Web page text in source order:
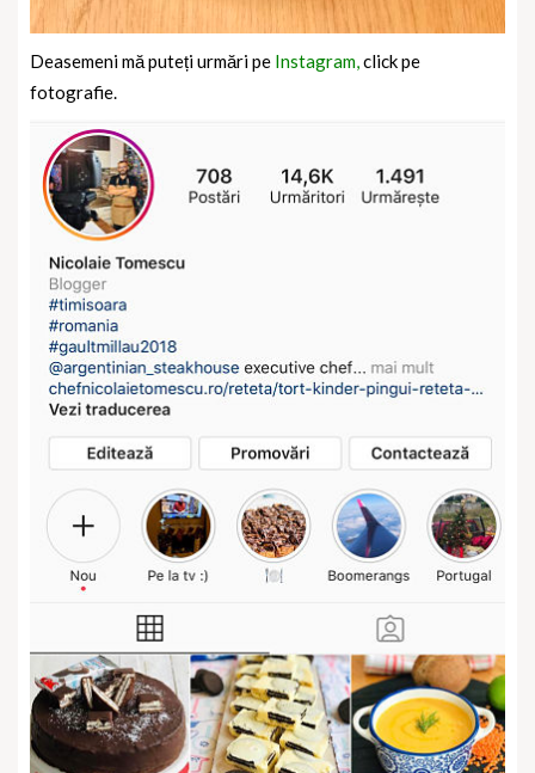
Deasemeni mă puteți urmări pe Instagram,click pe
fotografie.